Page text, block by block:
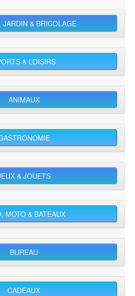
JARDIN & BRICOLAGE
& LOISIRS
ANIMAUX
& JOUETS
MOTO & BATEAUX
BUREAU
CADEAUX